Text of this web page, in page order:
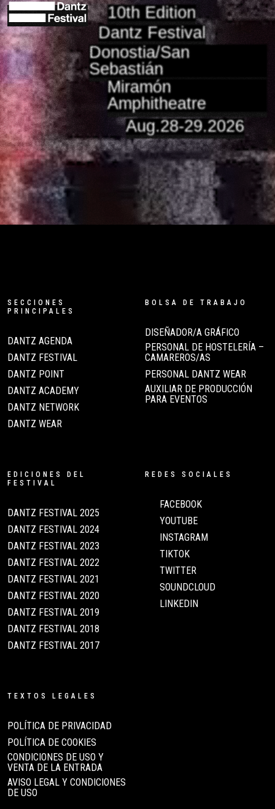
10th Edition
Dantz Festival
Donostia/San
Sebastián
Miramón
Amphitheatre
Aug.28-29.2026
SECCIONES
PRINCIPALES
DANTZ AGENDA
DANTZ FESTIVAL
DANTZ POINT
DANTZ ACADEMY
DANTZ NETWORK
DANTZ WEAR
BOLSA DE TRABAJO
DISEÑADOR/A GRÁFICO
PERSONAL DE HOSTELERÍA –
CAMAREROS/AS
PERSONAL DANTZ WEAR
AUXILIAR DE PRODUCCIÓN
PARA EVENTOS
EDICIONES DEL
FESTIVAL
DANTZ FESTIVAL 2025
DANTZ FESTIVAL 2024
DANTZ FESTIVAL 2023
DANTZ FESTIVAL 2022
DANTZ FESTIVAL 2021
DANTZ FESTIVAL 2020
DANTZ FESTIVAL 2019
DANTZ FESTIVAL 2018
DANTZ FESTIVAL 2017
REDES SOCIALES
FACEBOOK
YOUTUBE
INSTAGRAM
TIKTOK
TWITTER
SOUNDCLOUD
LINKEDIN
TEXTOS LEGALES
POLÍTICA DE PRIVACIDAD
POLÍTICA DE COOKIES
CONDICIONES DE USO Y
VENTA DE LA ENTRADA
AVISO LEGAL Y CONDICIONES
DE USO